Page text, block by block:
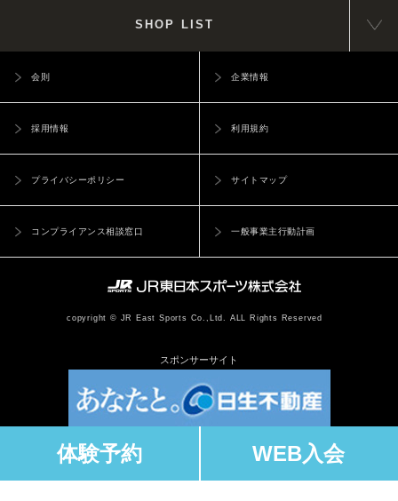
体験予約 WEB入会
SHOP LIST
copyright © JR East Sports Co.,Ltd. ALL Rights Reserved
会則 企業情報
採用情報 利用規約
プライバシーポリシー サイトマップ
コンプライアンス相談窓口 一般事業主行動計画
スポンサーサイト